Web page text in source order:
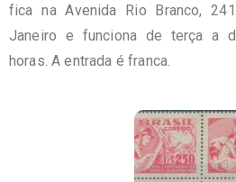
fica na Avenida Rio Branco,
Janeiro e funciona de terça a
horas. A entrada é franca.